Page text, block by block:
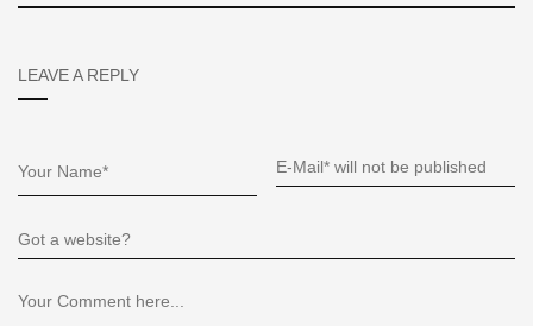
LEAVE A REPLY